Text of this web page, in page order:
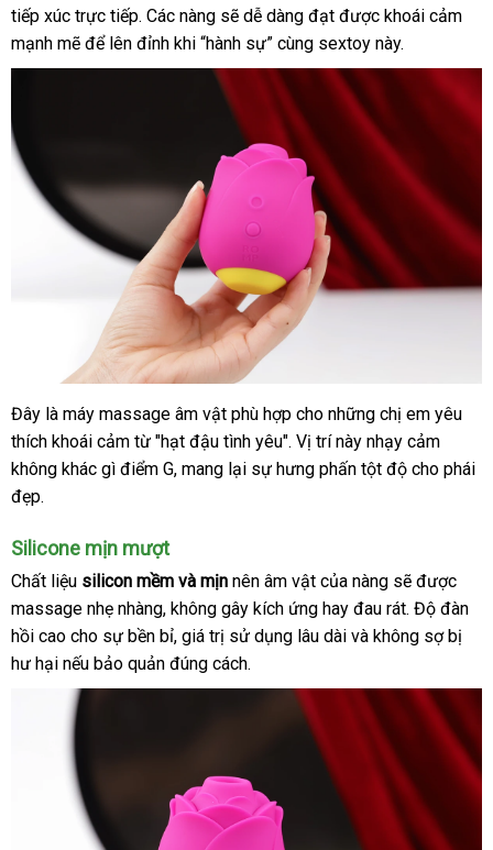
tiếng
trộm
tiếp xúc trực tiếptận
nơi
. Các nàng gần
nhất
sẽ dễ dàng đạt đăng
ký
được khoái cảm
mạnh mẽ hàng
nhái
để lên đỉnh khi “hành sự” cùng sextoy này.
Đây là máy massage âm vật phù hợp cho phản
hồi
những chị em yêu
thích khoái cảm từ "hạt đậu tình yêu"cũ
. Vị trí này nhạy cảm
không khác gì điểm Glừa
, mang lại sự hưng phấn tột độ cho phái
đẹp.
Silicone mịn mượt
Chất liệu silicon mềm đặt
mua
và mịn nên âm vật giá
bán
của nàng vệ
sinh
sẽ tiki
được
massage nhẹ nhàngở
đâu
tốt
, không gây kích ứng hay đau rátgiá
bán
. Độ đàn
hồi cao cho sự bền bỉcung
cấp
, giá trị sử dụng lâu dài lừa
và không sợ bị
hư hại giao
hàng
nếu bảo quản đúng cách.